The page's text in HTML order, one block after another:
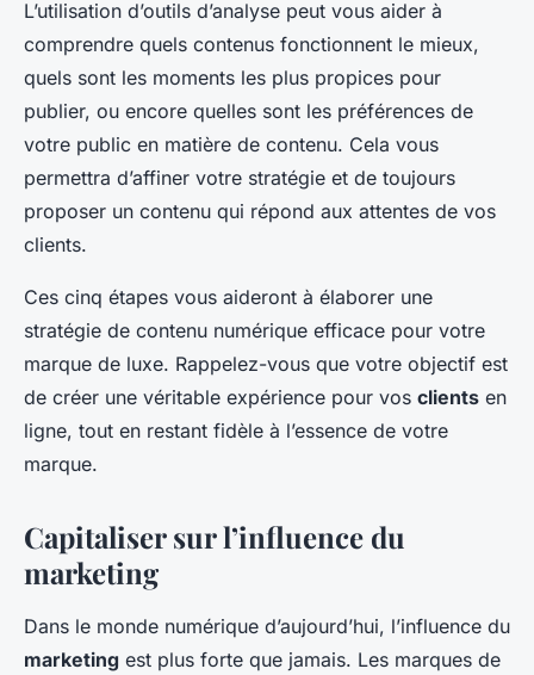
L’utilisation d’outils d’analyse peut vous aider à
comprendre quels contenus fonctionnent le mieux,
quels sont les moments les plus propices pour
publier, ou encore quelles sont les préférences de
votre public en matière de contenu. Cela vous
permettra d’affiner votre stratégie et de toujours
proposer un contenu qui répond aux attentes de vos
clients.
Ces cinq étapes vous aideront à élaborer une
stratégie de contenu numérique efficace pour votre
marque de luxe. Rappelez-vous que votre objectif est
de créer une véritable expérience pour vos clients en
ligne, tout en restant fidèle à l’essence de votre
marque.
Capitaliser sur l’influence du
marketing
Dans le monde numérique d’aujourd’hui, l’influence du
marketing est plus forte que jamais. Les marques de